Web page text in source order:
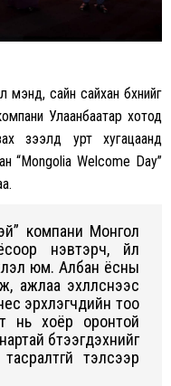
мэнд, сайн сайхан бүхнийг
Улаанбаатар хотод
зээлд урт хугацаанд
“Mongolia Welcome Day”
компани Монгол
нэвтэрч, үйл
юм. Албан ёсны
ажлаа эхлүүлснээс
эрхлэгчдийн тоо
нь хоёр оронтой
бүтээгдэхүүнийг
тэлсээр